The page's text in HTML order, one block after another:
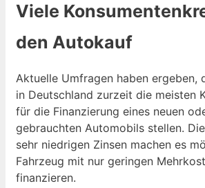
Viele
den Autokauf
Aktuelle Umfragen haben ergeben,
in Deutschland zurzeit die meisten
für die Finanzierung eines neuen
gebrauchten Automobils stellen.
sehr niedrigen Zinsen machen es
Fahrzeug mit nur geringen
finanzieren.